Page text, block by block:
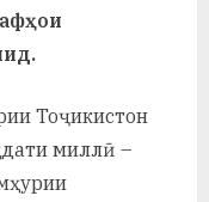
в
Тоҷикистон
миллӣ –